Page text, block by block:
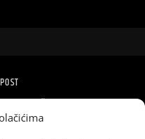
POČASNOG